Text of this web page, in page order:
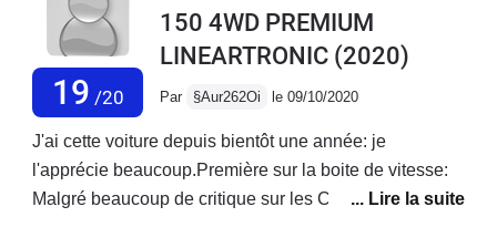
19 /20
150 4WD PREMIUM
LINEARTRONIC (2020)
Par §Aur262Oi le 09/10/2020
J'ai cette voiture depuis bientôt une année: je
l'apprécie beaucoup.Première sur la boite de vitesse:
Malgré beaucoup de critique sur les CVT en générale,